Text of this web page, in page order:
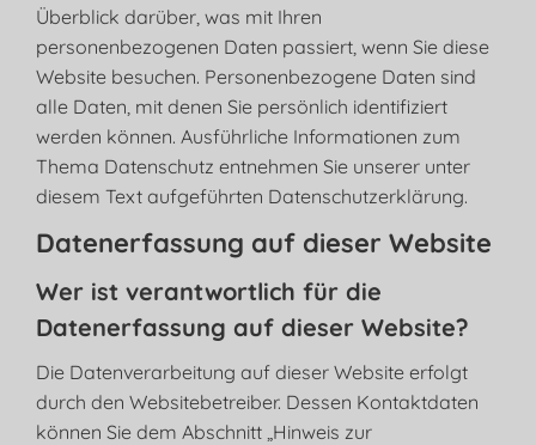
Überblick darüber, was mit Ihren
personenbezogenen Daten passiert, wenn Sie diese
Website besuchen. Personenbezogene Daten sind
alle Daten, mit denen Sie persönlich identifiziert
werden können. Ausführliche Informationen zum
Thema Datenschutz entnehmen Sie unserer unter
diesem Text aufgeführten Datenschutzerklärung.
Datenerfassung auf dieser Website
Wer ist verantwortlich für die
Datenerfassung auf dieser Website?
Die Datenverarbeitung auf dieser Website erfolgt
durch den Websitebetreiber. Dessen Kontaktdaten
können Sie dem Abschnitt „Hinweis zur